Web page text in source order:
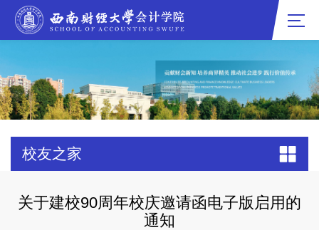
校友之家
关于建校90周年校庆邀请函电子版启用的
通知